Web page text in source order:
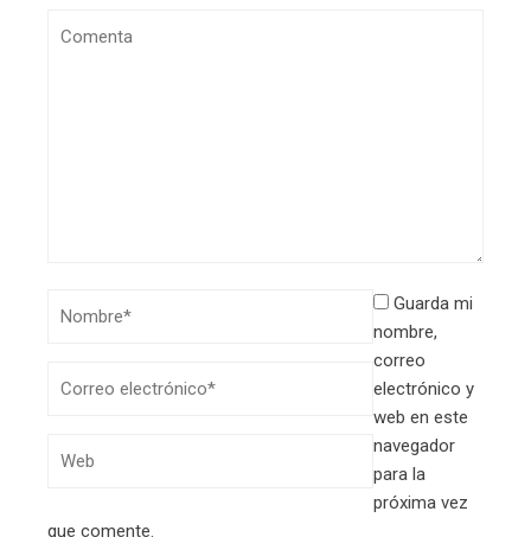
Guarda mi
nombre,
correo
electrónico y
web en este
navegador
para la
próxima vez
que comente.